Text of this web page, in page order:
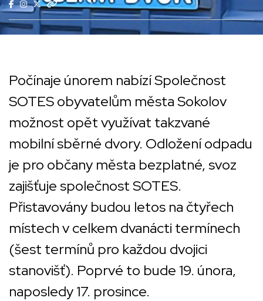
Počínaje únorem nabízí Společnost
SOTES obyvatelům města Sokolov
možnost opět využívat takzvané
mobilní sběrné dvory. Odložení odpadu
je pro občany města bezplatné, svoz
zajišťuje společnost SOTES.
Přistavovány budou letos na čtyřech
místech v celkem dvanácti termínech
(šest termínů pro každou dvojici
stanovišť). Poprvé to bude 19. února,
naposledy 17. prosince.